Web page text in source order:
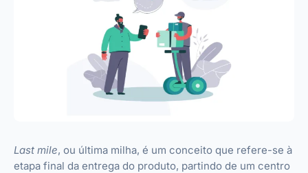
Last mile, ou última milha, é um conceito que refere-se à
etapa final da entrega do produto, partindo de um centro